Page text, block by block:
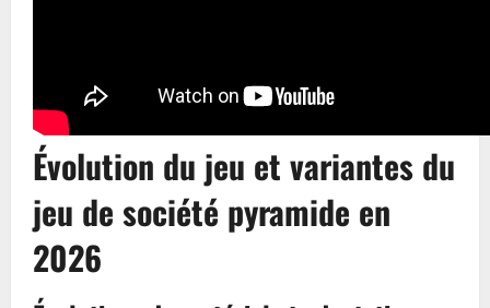
Évolution du jeu et variantes du
jeu de société pyramide en
2026